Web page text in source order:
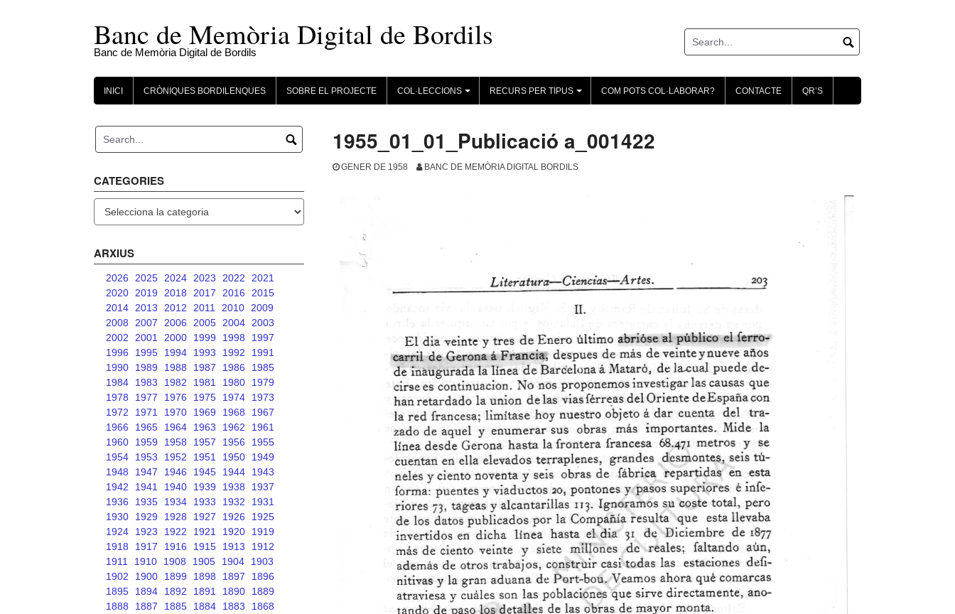
Banc de Memòria Digital de Bordils
Banc de Memòria Digital de Bordils
INICI CRÒNIQUES BORDILENQUES SOBRE EL PROJECTE
+
COL·LECCIONS
+
RECURS PER TIPUS COM POTS COL·LABORAR? CONTACTE QR’S
1955_01_01_Publicació a_001422
GENER DE 1958 BANC DE MEMÒRIA DIGITAL BORDILS
CATEGORIES
ARXIUS
2026 2025 2024 2023 2022
2021
2020
2019 2018 2017 2016
2015
2014
2013 2012 2011 2010
2009
2008
2007 2006 2005 2004
2003
2002
2001 2000 1999 1998
1997
1996
1995 1994 1993 1992
1991
1990
1989 1988 1987 1986
1985
1984
1983 1982 1981 1980
1979
1978
1977 1976 1975 1974
1973
1972
1971 1970 1969 1968
1967
1966
1965 1964 1963 1962
1961
1960
1959 1958 1957 1956
1955
1954
1953 1952 1951 1950
1949
1948
1947 1946 1945 1944
1943
1942
1941 1940 1939 1938
1937
1936
1935 1934 1933 1932
1931
1930
1929 1928 1927 1926
1925
1924
1923 1922 1921 1920
1919
1918
1917 1916 1915 1913
1912
1911
1910 1908 1905 1904
1903
1902
1900 1899 1898 1897
1896
1895
1894 1892 1891 1890
1889
1888
1887 1885 1884 1883
1868